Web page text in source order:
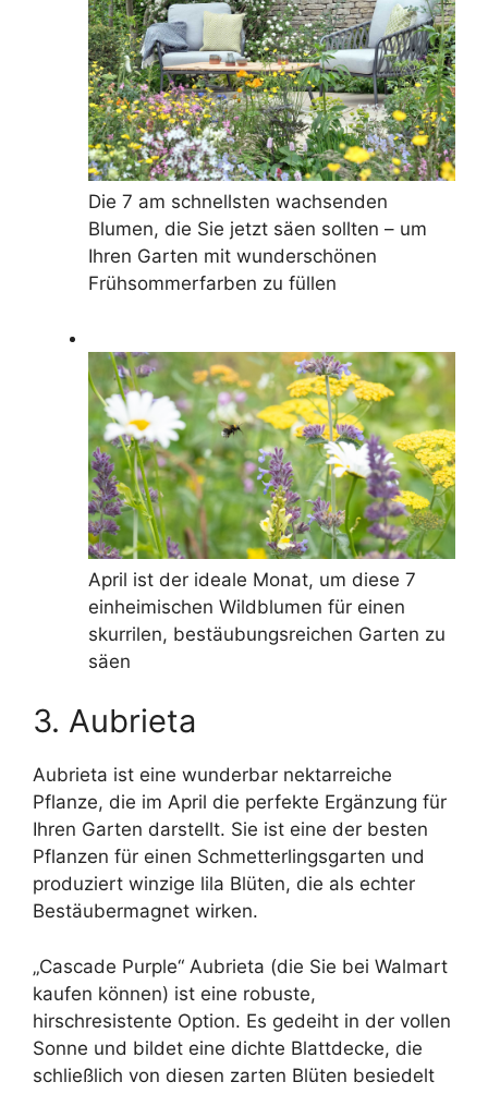
Die 7 am schnellsten wachsenden
Blumen, die Sie jetzt säen sollten – um
Ihren Garten mit wunderschönen
Frühsommerfarben zu füllen
April ist der ideale Monat, um diese 7
einheimischen Wildblumen für einen
skurrilen, bestäubungsreichen Garten zu
säen
3. Aubrieta
Aubrieta ist eine wunderbar nektarreiche
Pflanze, die im April die perfekte Ergänzung für
Ihren Garten darstellt. Sie ist eine der besten
Pflanzen für einen Schmetterlingsgarten und
produziert winzige lila Blüten, die als echter
Bestäubermagnet wirken.
„Cascade Purple“ Aubrieta (die Sie bei Walmart
kaufen können) ist eine robuste,
hirschresistente Option. Es gedeiht in der vollen
Sonne und bildet eine dichte Blattdecke, die
schließlich von diesen zarten Blüten besiedelt